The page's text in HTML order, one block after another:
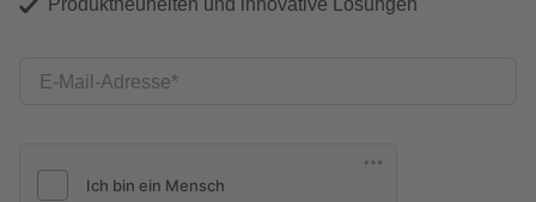
E-Mail-Adresse